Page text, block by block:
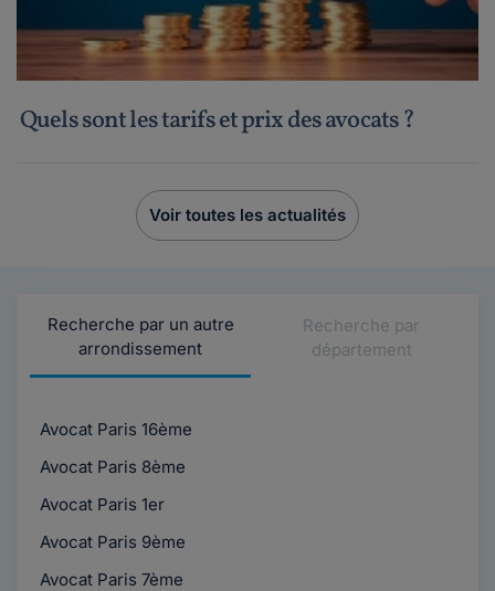
Quels sont les tarifs et prix des avocats ?
Voir toutes les actualités
Recherche par un autre
arrondissement
Recherche par
département
Avocat Paris 16ème
Avocat Paris 8ème
Avocat Paris 1er
Avocat Paris 9ème
Avocat Paris 7ème